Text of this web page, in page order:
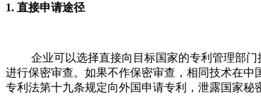
1. 直接申请途径
企业可以选择直接向目标国家的专利管理部
进行保密审查。如果不作保密审查，相同技术在
专利法第十九条规定向外国申请专利，泄露国家秘